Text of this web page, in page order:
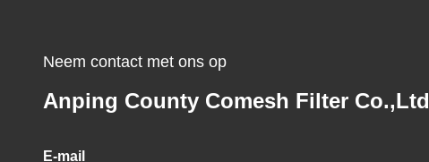
Neem contact met ons op
Anping County Comesh Filter Co.,Ltd
E-mail